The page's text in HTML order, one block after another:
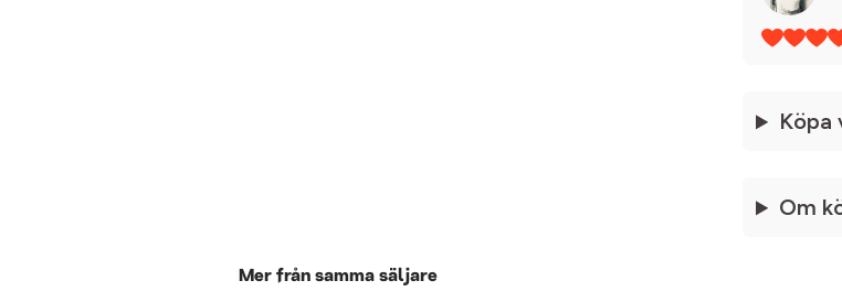
Köpa
Om
Mer från samma säljare